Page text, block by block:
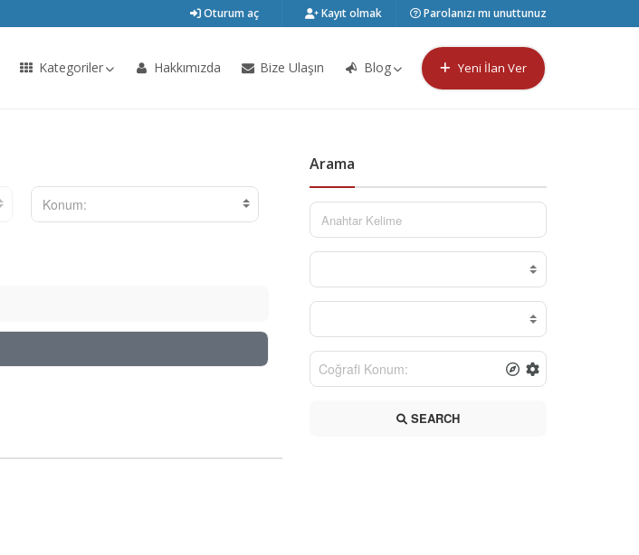
Oturum aç Kayıt olmak Parolanızı mı unuttunuz
Kategoriler Hakkımızda Bize Ulaşın Blog Yeni İlan Ver
Konum:
Arama
SEARCH